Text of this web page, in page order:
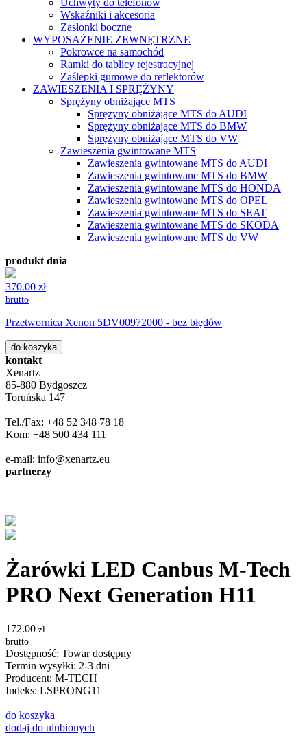
Uchwyty do telefonów
Wskaźniki i akcesoria
Zasłonki boczne
WYPOSAŻENIE ZEWNĘTRZNE
Pokrowce na samochód
Ramki do tablicy rejestracyjnej
Zaślepki gumowe do reflektorów
ZAWIESZENIA I SPRĘŻYNY
Sprężyny obniżające MTS
Sprężyny obniżające MTS do AUDI
Sprężyny obniżające MTS do BMW
Sprężyny obniżające MTS do VW
Zawieszenia gwintowane MTS
Zawieszenia gwintowane MTS do AUDI
Zawieszenia gwintowane MTS do BMW
Zawieszenia gwintowane MTS do HONDA
Zawieszenia gwintowane MTS do OPEL
Zawieszenia gwintowane MTS do SEAT
Zawieszenia gwintowane MTS do SKODA
Zawieszenia gwintowane MTS do VW
produkt dnia
370.00 zł
brutto
Przetwornica Xenon 5DV00972000 - bez błędów
do koszyka
kontakt
Xenartz
85-880 Bydgoszcz
Toruńska 147
Tel./Fax: +48 52 348 78 18
Kom: +48 500 434 111
e-mail: info@xenartz.eu
partnerzy
Żarówki LED Canbus M-Tech
PRO Next Generation H11
172.00 zł
brutto
Dostępność: Towar dostępny
Termin wysyłki: 2-3 dni
Producent: M-TECH
Indeks: LSPRONG11
do koszyka
dodaj do ulubionych